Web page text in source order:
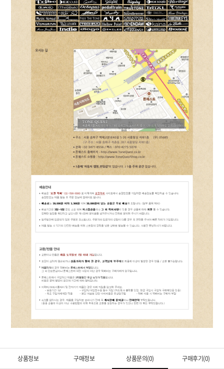
상품정보 구매정보 상품문의(0) 구매후기(0)